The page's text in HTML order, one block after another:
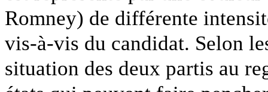
Romney) de différente
vis-à-vis du candidat. Selon
situation des deux partis au